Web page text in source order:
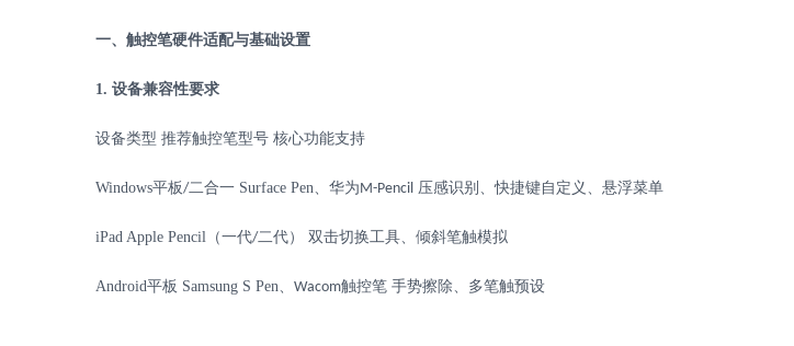
一、触控笔硬件适配与基础设置
1. 设备兼容性要求
设备类型 推荐触控笔型号 核心功能支持
Windows平板/二合一 Surface Pen 、华为M-Pencil 压感识别、快捷键自定义、悬浮菜单
iPad Apple Pencil （一代/二代） 双击切换工具、倾斜笔触模拟
Android平板 Samsung S Pen Wacom触控笔 手势擦除、多笔触预设